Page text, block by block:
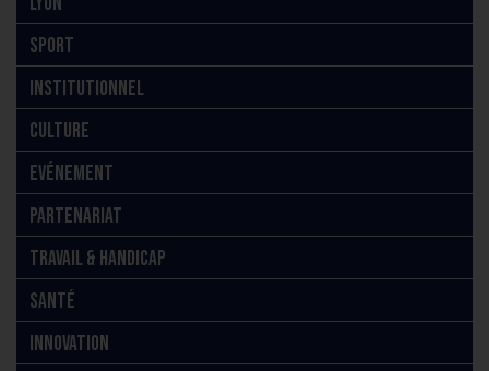
SPORT
INSTITUTIONNEL
CULTURE
EVÉNEMENT
PARTENARIAT
TRAVAIL & HANDICAP
SANTÉ
INNOVATION